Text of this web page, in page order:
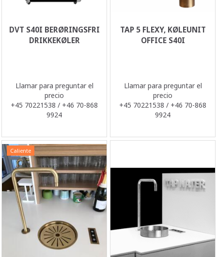
DVT S40I BERØRINGSFRI
DRIKKEKØLER
Llamar para preguntar el
precio
+45 70221538 / +46 70-868
9924
TAP 5 FLEXY, KØLEUNIT
OFFICE S40I
Llamar para preguntar el
precio
+45 70221538 / +46 70-868
9924
Caliente